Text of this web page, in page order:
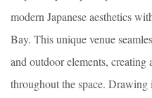
modern Japanese aesthetics
Bay. This unique venue
and outdoor elements, creating
throughout the space.